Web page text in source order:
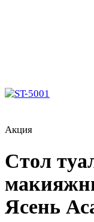
Акция
Стол
Ясень